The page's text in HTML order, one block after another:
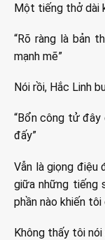
Một tiếng thở dài
“Rõ ràng là bản
mạnh mẽ”
Nói rồi, Hắc Linh
“Bổn công tử
đấy”
Vẫn là giọng điệu
giữa những tiếng
phần nào khiến
Không thấy tôi